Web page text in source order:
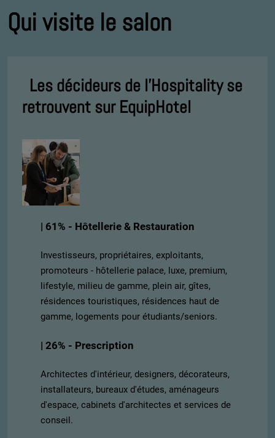
Qui visite le salon
Les décideurs de l'Hospitality se
retrouvent sur EquipHotel
| 61% - Hôtellerie & Restauration
Investisseurs, propriétaires, exploitants,
promoteurs - hôtellerie palace, luxe, premium,
lifestyle, milieu de gamme, plein air, gîtes,
résidences touristiques, résidences haut de
gamme, logements pour étudiants/seniors.
| 26% - Prescription
Architectes d'intérieur, designers, décorateurs,
installateurs, bureaux d'études, aménageurs
d'espace, cabinets d'architectes et services de
conseil.